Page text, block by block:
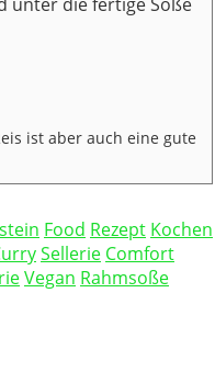
ist aber auch eine gute
Food Rezept Kochen
Sellerie Comfort
Vegan Rahmsoße